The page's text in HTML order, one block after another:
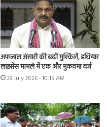
अफजाल अंसारी की बढ़ीं मुश्किलें, हथियार
लाइसेंस मामले में एक और मुकदमा दर्ज
29 July 2026 - 10:15 AM